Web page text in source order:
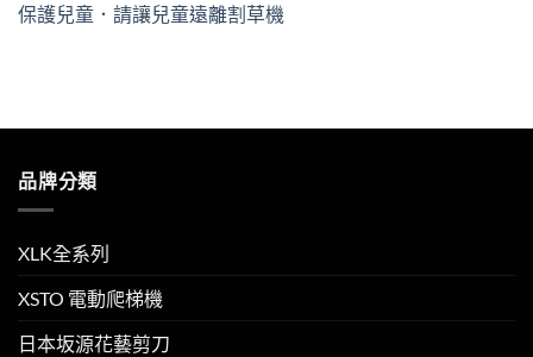
保護兒童．請讓兒童遠離割草機
品牌分類
XLK全系列
XSTO 電動爬梯機
日本坂源花藝剪刀